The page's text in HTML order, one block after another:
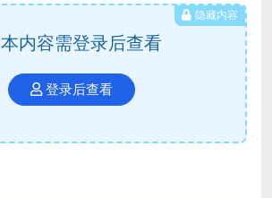
隐藏内容
本内容需登录后查看
登录后查看